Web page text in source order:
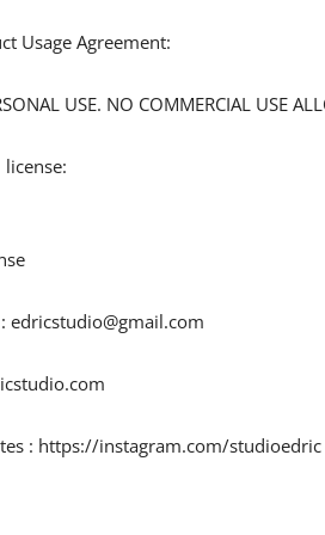
Usage Agreement:
USE. NO COMMERCIAL USE
edricstudio@gmail.com
: https://instagram.com/studioedric